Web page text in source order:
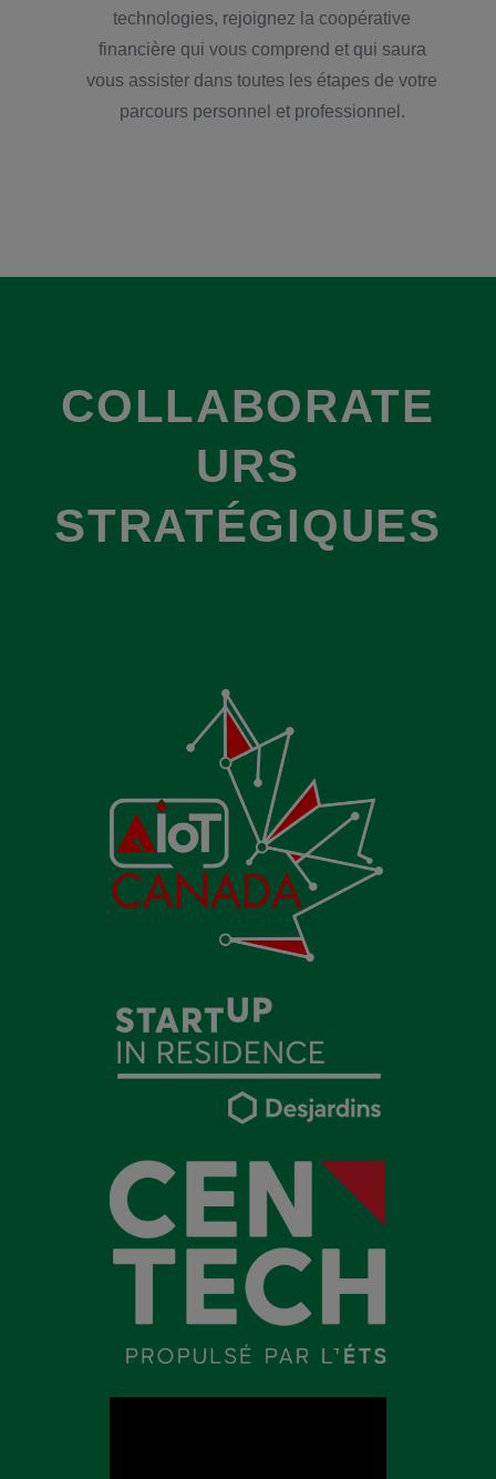
technologies, rejoignez la coopérative
financière qui vous comprend et qui saura
vous assister dans toutes les étapes de votre
parcours personnel et professionnel.
COLLABORATE
URS
STRATÉGIQUES